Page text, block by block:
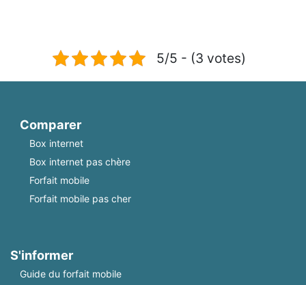
5/5 - (3 votes)
Comparer
Box internet
Box internet pas chère
Forfait mobile
Forfait mobile pas cher
S'informer
Guide du forfait mobile